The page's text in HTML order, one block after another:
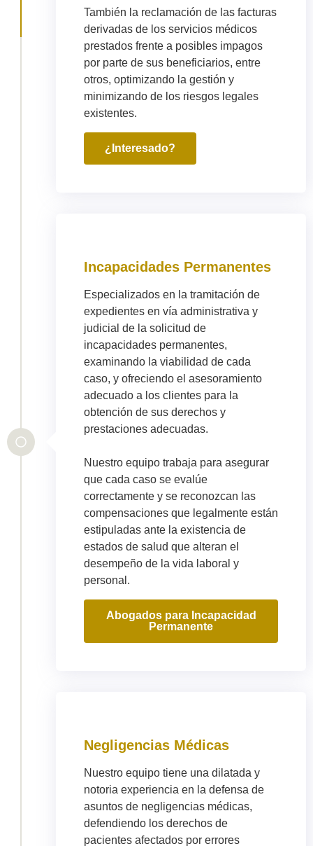
También la reclamación de las facturas
derivadas de los servicios médicos
prestados frente a posibles impagos
por parte de sus beneficiarios, entre
otros, optimizando la gestión y
minimizando de los riesgos legales
existentes.
¿Interesado?
Incapacidades Permanentes
Especializados en la tramitación de
expedientes en vía administrativa y
judicial de la solicitud de
incapacidades permanentes,
examinando la viabilidad de cada
caso, y ofreciendo el asesoramiento
adecuado a los clientes para la
obtención de sus derechos y
prestaciones adecuadas.
Nuestro equipo trabaja para asegurar
que cada caso se evalúe
correctamente y se reconozcan las
compensaciones que legalmente están
estipuladas ante la existencia de
estados de salud que alteran el
desempeño de la vida laboral y
personal.
Abogados para Incapacidad
Permanente
Negligencias Médicas
Nuestro equipo tiene una dilatada y
notoria experiencia en la defensa de
asuntos de negligencias médicas,
defendiendo los derechos de
pacientes afectados por errores